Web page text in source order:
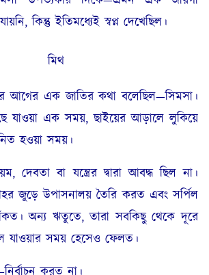
কিন্তু ইতিমধ্যেই স্বপ্ন দেখেছিল।
মিথ
আগের এক জাতির কথা বলেছিল—সিমসা।
যাওয়া এক সময়, ছাইয়ের আড়ালে লুকিয়ে
হওয়া সময়।
দেবতা বা যন্ত্রের দ্বারা আবদ্ধ ছিল না।
জুড়ে উপাসনালয় তৈরি করত এবং সর্পিল
অন্য ঋতুতে, তারা সবকিছু থেকে দূরে
যাওয়ার সময় হেসেও ফেলত।